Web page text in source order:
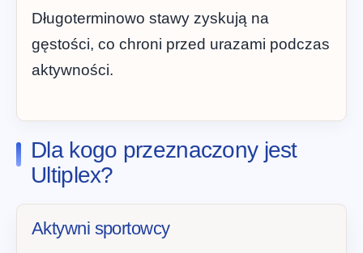
Długoterminowo stawy zyskują na
gęstości, co chroni przed urazami podczas
aktywności.
Dla kogo przeznaczony jest
Ultiplex?
Aktywni sportowcy